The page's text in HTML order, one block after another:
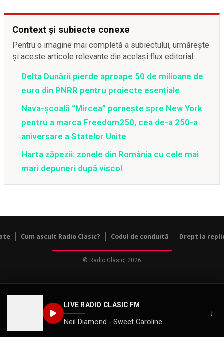
LIVE RADIO CLASIC FM
Neil Diamond - Sweet Caroline
↓
Context și subiecte conexe
Pentru o imagine mai completă a subiectului, urmărește
și aceste articole relevante din același flux editorial.
Delta Dunării pierde aproape 50 de milioane de
euro din PNRR pentru proiecte esențiale
Nava-școală “Mircea” pornește spre New York
pentru a marca Freedom250, cea de-a 250-a
aniversare a Statelor Unite
Harta zăpezii: zonele din România cu cele mai
mari depuneri după viscol
Cum ascult Radio Clasic? Codul de conduită Drept la
© Radio Clasic, 2026